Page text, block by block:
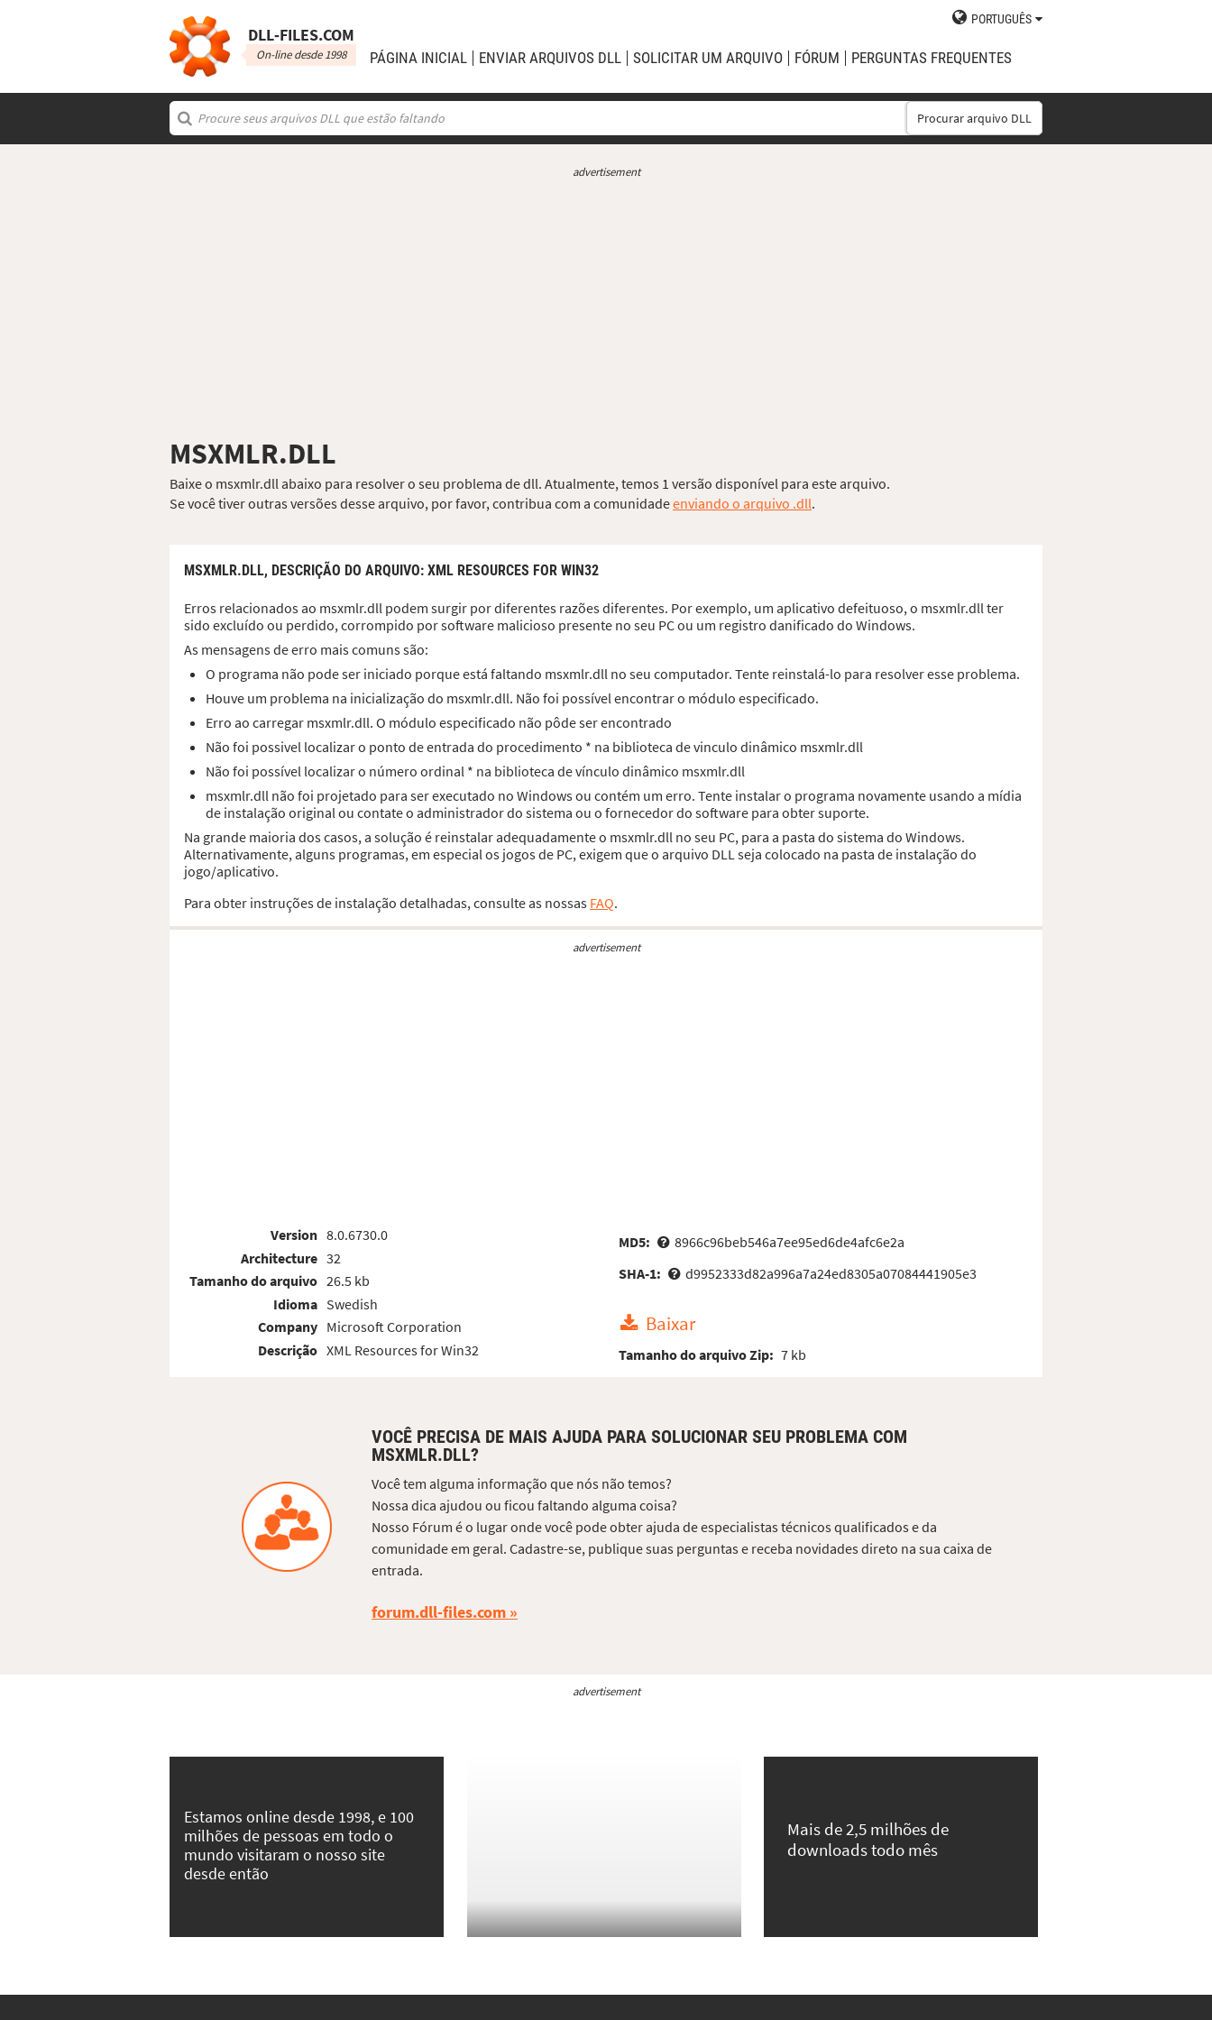
DLL‑FILES.COM
On-line desde 1998
PORTUGUÊS
PÁGINA INICIAL ENVIAR ARQUIVOS DLL SOLICITAR UM ARQUIVO FÓRUM PERGUNTAS FREQUENTES
Procurar arquivo DLL
advertisement
MSXMLR.DLL
Baixe o msxmlr.dll abaixo para resolver o seu problema de dll. Atualmente, temos 1 versão disponível para este arquivo.
Se você tiver outras versões desse arquivo, por favor, contribua com a comunidadeenviando o arquivo .dll.
MSXMLR.DLL, DESCRIÇÃO DO ARQUIVO: XML RESOURCES FOR WIN32
Erros relacionados ao msxmlr.dll podem surgir por diferentes razões diferentes. Por exemplo, um aplicativo defeituoso, o msxmlr.dll ter
sido excluído ou perdido, corrompido por software malicioso presente no seu PC ou um registro danificado do Windows.
As mensagens de erro mais comuns são:
O programa não pode ser iniciado porque está faltando msxmlr.dll no seu computador. Tente reinstalá-lo para resolver esse problema.
Houve um problema na inicialização do msxmlr.dll. Não foi possível encontrar o módulo especificado.
Erro ao carregar msxmlr.dll. O módulo especificado não pôde ser encontrado
Não foi possivel localizar o ponto de entrada do procedimento * na biblioteca de vinculo dinâmico msxmlr.dll
Não foi possível localizar o número ordinal * na biblioteca de vínculo dinâmico msxmlr.dll
msxmlr.dll não foi projetado para ser executado no Windows ou contém um erro. Tente instalar o programa novamente usando a mídia
de instalação original ou contate o administrador do sistema ou o fornecedor do software para obter suporte.
Na grande maioria dos casos, a solução é reinstalar adequadamente o msxmlr.dll no seu PC, para a pasta do sistema do Windows.
Alternativamente, alguns programas, em especial os jogos de PC, exigem que o arquivo DLL seja colocado na pasta de instalação do
jogo/aplicativo.
Para obter instruções de instalação detalhadas, consulte as nossas FAQ.
advertisement
Version
Architecture
Tamanho do arquivo
Idioma
Company
Descrição
8.0.6730.0
32
26.5 kb
Swedish
Microsoft Corporation
XML Resources for Win32
MD5:
8966c96beb546a7ee95ed6de4afc6e2a
SHA-1:
d9952333d82a996a7a24ed8305a07084441905e3
Baixar
Tamanho do arquivo Zip: 7 kb
VOCÊ PRECISA DE MAIS AJUDA PARA SOLUCIONAR SEU PROBLEMA COM
MSXMLR.DLL?
Você tem alguma informação que nós não temos?
Nossa dica ajudou ou ficou faltando alguma coisa?
Nosso Fórum é o lugar onde você pode obter ajuda de especialistas técnicos qualificados e da
comunidade em geral. Cadastre-se, publique suas perguntas e receba novidades direto na sua caixa de
entrada.
forum.dll-files.com
advertisement
Estamos online desde 1998, e 100
milhões de pessoas em todo o
mundo visitaram o nosso site
desde então
Mais de 2,5 milhões de
downloads todo mês